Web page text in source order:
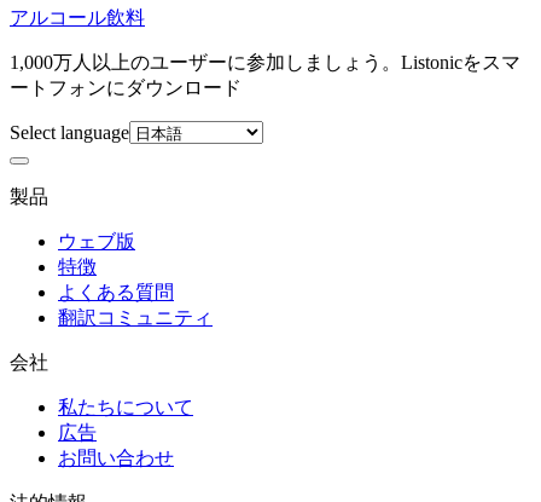
アルコール飲料
1,000万人以上のユーザーに参加しましょう。Listonicをスマ
ートフォンにダウンロード
Select language
製品
ウェブ版
特徴
よくある質問
翻訳コミュニティ
会社
私たちについて
広告
お問い合わせ